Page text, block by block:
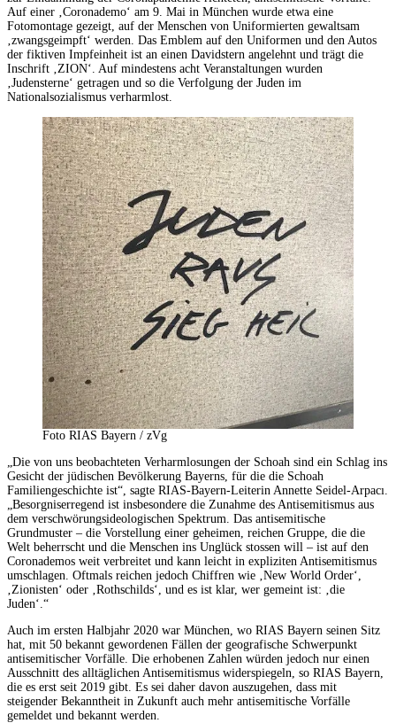
Auf einer ‚Coronademo‘ am 9. Mai in München wurde etwa eine
Fotomontage gezeigt, auf der Menschen von Uniformierten gewaltsam
‚zwangsgeimpft‘ werden. Das Emblem auf den Uniformen und den Autos
der fiktiven Impfeinheit ist an einen Davidstern angelehnt und trägt die
Inschrift ‚ZION‘. Auf mindestens acht Veranstaltungen wurden
‚Judensterne‘ getragen und so die Verfolgung der Juden im
Nationalsozialismus verharmlost.
Foto RIAS Bayern / zVg
„Die von uns beobachteten Verharmlosungen der Schoah sind ein Schlag ins
Gesicht der jüdischen Bevölkerung Bayerns, für die die Schoah
Familiengeschichte ist“, sagte RIAS-Bayern-Leiterin Annette Seidel-Arpacı.
„Besorgniserregend ist insbesondere die Zunahme des Antisemitismus aus
dem verschwörungsideologischen Spektrum. Das antisemitische
Grundmuster – die Vorstellung einer geheimen, reichen Gruppe, die die
Welt beherrscht und die Menschen ins Unglück stossen will – ist auf den
Coronademos weit verbreitet und kann leicht in expliziten Antisemitismus
umschlagen. Oftmals reichen jedoch Chiffren wie ‚New World Order‘,
‚Zionisten‘ oder ‚Rothschilds‘, und es ist klar, wer gemeint ist: ‚die
Juden‘.“
Auch im ersten Halbjahr 2020 war München, wo RIAS Bayern seinen Sitz
hat, mit 50 bekannt gewordenen Fällen der geografische Schwerpunkt
antisemitischer Vorfälle. Die erhobenen Zahlen würden jedoch nur einen
Ausschnitt des alltäglichen Antisemitismus widerspiegeln, so RIAS Bayern,
die es erst seit 2019 gibt. Es sei daher davon auszugehen, dass mit
steigender Bekanntheit in Zukunft auch mehr antisemitische Vorfälle
gemeldet und bekannt werden.